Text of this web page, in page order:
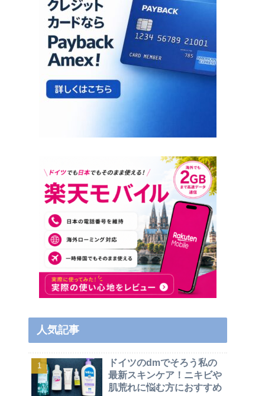
人気記事
ドイツのdmでそろう私の
最新スキンケア！ニキビや
肌荒れに悩む方におすすめ